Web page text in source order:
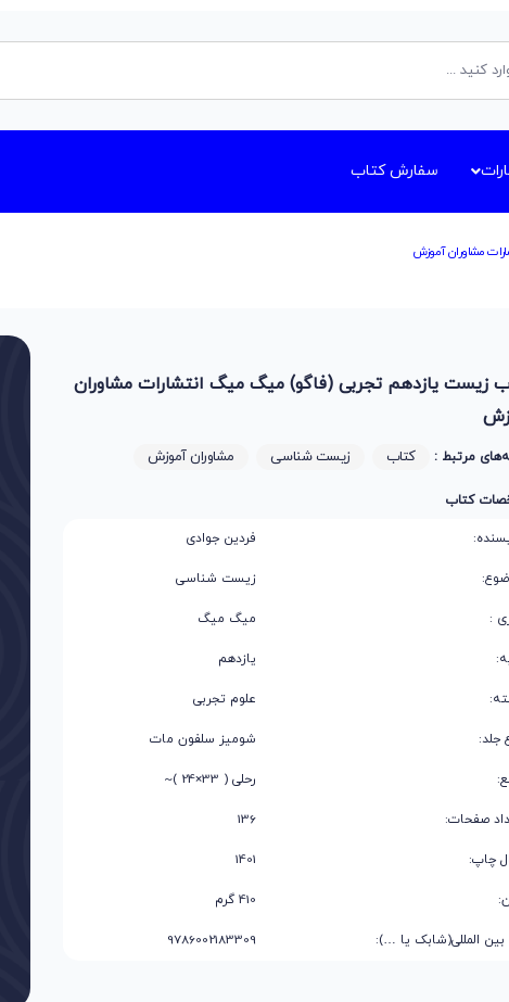
سفارش کتاب
مشاوران آموزش
زیست یازدهم تجربی (فاگو) میگ میگ انتشارات مشاوران
مرتبط : کتاب زیست شناسی مشاوران آموزش
کتاب
فردین جوادی
زیست شناسی
: میگ میگ
یازدهم
علوم تجربی
جلد: شومیز سلفون مات
رحلی ( 33×24 )~
صفحات: 136
چاپ: 1401
410 گرم
بین المللی(شابک یا …): 9786002183309